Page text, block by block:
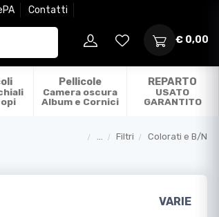
Contatti
€ 0,00
Pellicole
Camera oscura
Album e Cornici
REPARTO
USATO
GARANTITO
Filtri Colorati e B/N
VARIE